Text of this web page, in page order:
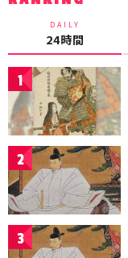
DAILY
24時間
1
2
3